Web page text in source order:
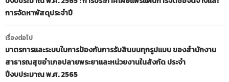
เรื่อง
การจัดหาพัสดุประจำปี
เรื่องต่อไป
มาตรการและระบบในการป้องกันการรับสินบนทุกรูปแบบ ของสำนักงาน
สาธารณสุขอำเภอปลายพระยาและหน่วยงานในสังกัด ประจำ
ปีงบประมาณ พ.ศ. 2565